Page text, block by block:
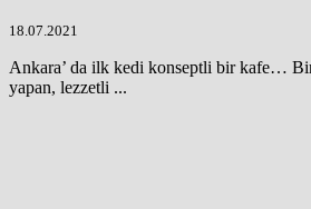
18.07.2021
Ankara’ da ilk kedi konseptli bir kafe…
yapan, lezzetli ...